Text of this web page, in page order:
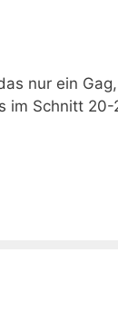
nur ein
im Schnitt 20-